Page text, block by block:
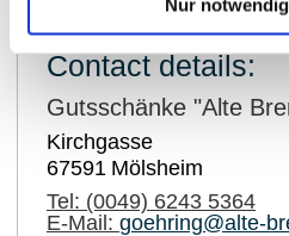
Nur
Contact details:
Gutsschänke "Alte
Kirchgasse
67591 Mölsheim
Tel: (0049) 6243 5364
E-Mail: goehring@alte-